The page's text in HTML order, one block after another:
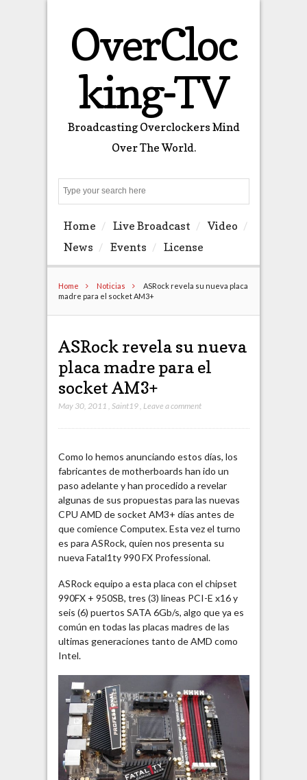
OverCloc
king-TV
Broadcasting Overclockers Mind
Over The World.
Home Live Broadcast
Video
News
Events License
Home Noticias
ASRock revela su nueva placa
madre para el socket AM3+
ASRock revela su nueva
placa madre para el
socket AM3+
May 30, 2011 Saint19, Leave a comment
Como lo hemos anunciando estos días, los
fabricantes de motherboards han ido un
paso adelante y han procedido a revelar
algunas de sus propuestas para las nuevas
CPU AMD de socket AM3+ días antes de
que comience Computex. Esta vez el turno
es para ASRock, quien nos presenta su
nueva Fatal1ty 990 FX Professional.
ASRock equipo a esta placa con el chipset
990FX + 950SB, tres (3) lineas PCI-E x16 y
seis (6) puertos SATA 6Gb/s, algo que ya es
común en todas las placas madres de las
ultimas generaciones tanto de AMD como
Intel.